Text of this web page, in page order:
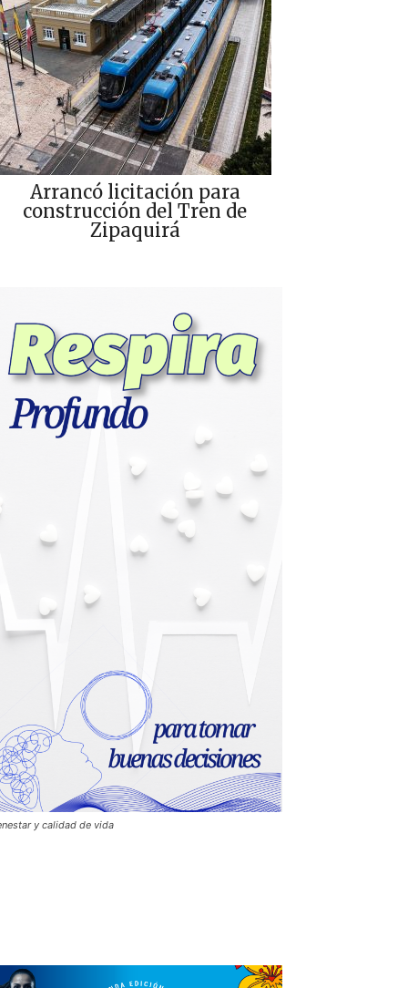
Arrancó licitación para
construcción del Tren de
Zipaquirá
y calidad de vida